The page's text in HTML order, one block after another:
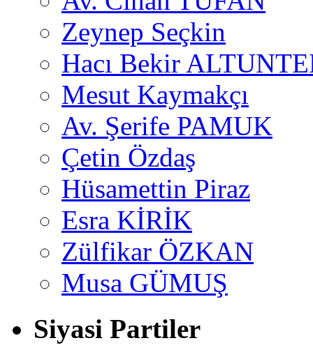
Zeynep Seçkin
Hacı Bekir
Mesut Kaymakçı
Av. Şerife PAMUK
Çetin Özdaş
Hüsamettin Piraz
Esra KİRİK
Zülfikar ÖZKAN
Musa GÜMUŞ
Siyasi Partiler